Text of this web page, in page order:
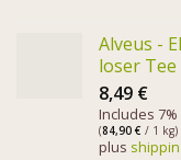
Alveus -
loser
8,49 €
Includes
(84,90 € / 1 kg)
plus